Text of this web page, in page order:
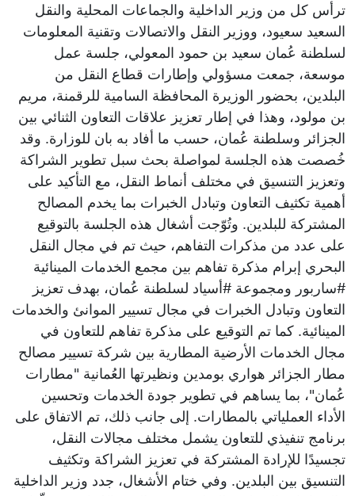
ترأس كل من وزير الداخلية والجماعات المحلية والنقل
السعيد سعيود، ووزير النقل والاتصالات وتقنية المعلومات
لسلطنة عُمان سعيد بن حمود المعولي، جلسة عمل
موسعة، جمعت مسؤولي وإطارات قطاع النقل من
البلدين، بحضور الوزيرة المحافظة السامية للرقمنة، مريم
بن مولود، وهذا في إطار تعزيز علاقات التعاون الثنائي بين
الجزائر وسلطنة عُمان، حسب ما أفاد به بان للوزارة. وقد
خُصصت هذه الجلسة لمواصلة بحث سبل تطوير الشراكة
وتعزيز التنسيق في مختلف أنماط النقل، مع التأكيد على
أهمية تكثيف التعاون وتبادل الخبرات بما يخدم المصالح
المشتركة للبلدين. وتُوّجت أشغال هذه الجلسة بالتوقيع
على عدد من مذكرات التفاهم، حيث تم في مجال النقل
البحري إبرام مذكرة تفاهم بين مجمع الخدمات المينائية
#ساربور ومجموعة #أسياد لسلطنة عُمان، بهدف تعزيز
التعاون وتبادل الخبرات في مجال تسيير الموانئ والخدمات
المينائية. كما تم التوقيع على مذكرة تفاهم للتعاون في
مجال الخدمات الأرضية المطارية بين شركة تسيير مصالح
مطار الجزائر هواري بومدين ونظيرتها العُمانية "مطارات
عُمان"، بما يساهم في تطوير جودة الخدمات وتحسين
الأداء العملياتي بالمطارات. إلى جانب ذلك، تم الاتفاق على
برنامج تنفيذي للتعاون يشمل مختلف مجالات النقل،
تجسيدًا للإرادة المشتركة في تعزيز الشراكة وتكثيف
التنسيق بين البلدين. وفي ختام الأشغال، جدد وزير الداخلية